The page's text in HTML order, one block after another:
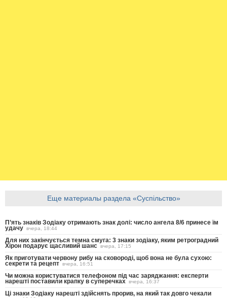
Еще материалы раздела «Суспільство»
П’ять знаків Зодіаку отримають знак долі: число ангела 8/6 принесе їм
удачу вчера, 18:44
Для них закінчується темна смуга: 3 знаки зодіаку, яким ретроградний
Хірон подарує щасливий шанс вчера, 17:15
Як приготувати червону рибу на сковороді, щоб вона не була сухою:
секрети та рецепт вчера, 16:51
Чи можна користуватися телефоном під час заряджання: експерти
нарешті поставили крапку в суперечках вчера, 16:37
Ці знаки Зодіаку нарешті здійснять прорив, на який так довго чекали